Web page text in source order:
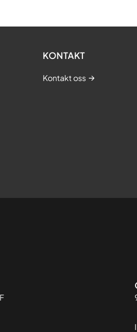
KONTAKT
Kontakt oss